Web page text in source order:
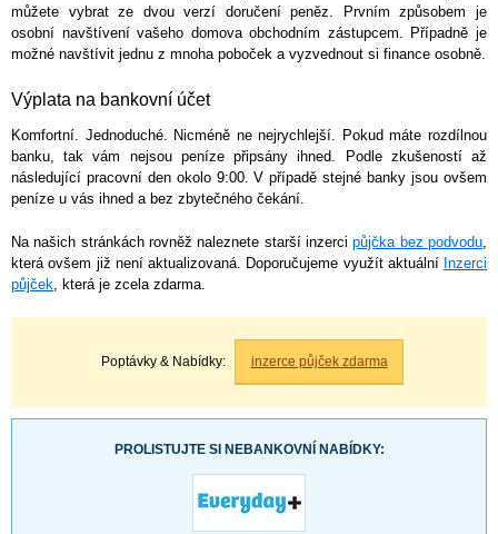
můžete vybrat ze dvou verzí doručení peněz. Prvním způsobem je
osobní navštívení vašeho domova obchodním zástupcem. Případně je
možné navštívit jednu z mnoha poboček a vyzvednout si finance osobně.
Výplata na bankovní účet
Komfortní. Jednoduché. Nicméně ne nejrychlejší. Pokud máte rozdílnou
banku, tak vám nejsou peníze připsány ihned. Podle zkušeností až
následující pracovní den okolo 9:00. V případě stejné banky jsou ovšem
peníze u vás ihned a bez zbytečného čekání.
Na našich stránkách rovněž naleznete starší inzercipůjčka bez podvodu,
která ovšem již není aktualizovaná. Doporučujeme využít aktuální Inzerci
půjček, která je zcela zdarma.
Poptávky & Nabídky: inzerce půjček zdarma
PROLISTUJTE SI NEBANKOVNÍ NABÍDKY: